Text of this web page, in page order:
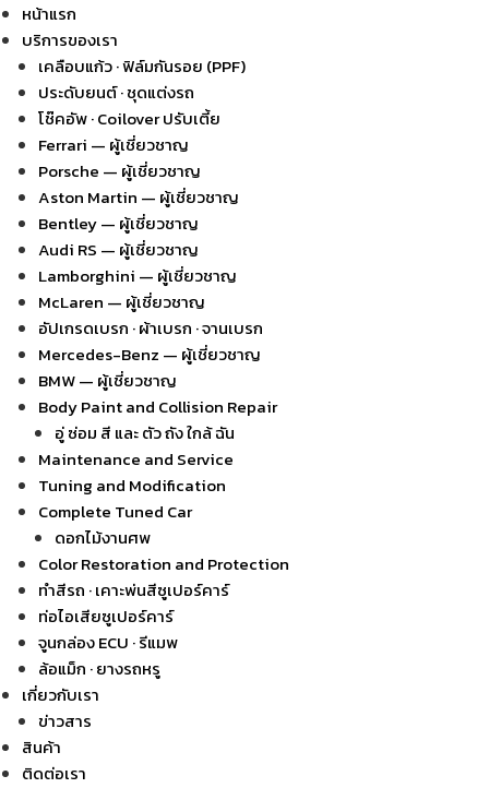
หน้าแรก
บริการของเรา
เคลือบแก้ว · ฟิล์มกันรอย (PPF)
ประดับยนต์ · ชุดแต่งรถ
โช๊คอัพ · Coilover ปรับเตี้ย
Ferrari — ผู้เชี่ยวชาญ
Porsche — ผู้เชี่ยวชาญ
Aston Martin — ผู้เชี่ยวชาญ
Bentley — ผู้เชี่ยวชาญ
Audi RS — ผู้เชี่ยวชาญ
Lamborghini — ผู้เชี่ยวชาญ
McLaren — ผู้เชี่ยวชาญ
อัปเกรดเบรก · ผ้าเบรก · จานเบรก
Mercedes-Benz — ผู้เชี่ยวชาญ
BMW — ผู้เชี่ยวชาญ
Body Paint and Collision Repair
อู่ ซ่อม สี และ ตัว ถัง ใกล้ ฉัน
Maintenance and Service
Tuning and Modification
Complete Tuned Car
ดอกไม้งานศพ
Color Restoration and Protection
ทำสีรถ · เคาะพ่นสีซูเปอร์คาร์
ท่อไอเสียซูเปอร์คาร์
จูนกล่อง ECU · รีแมพ
ล้อแม็ก · ยางรถหรู
เกี่ยวกับเรา
ข่าวสาร
สินค้า
ติดต่อเรา